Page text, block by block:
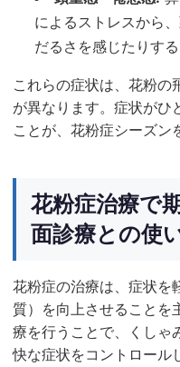
によるストレスから
だるさを感じたりする
これらの症状は、花粉の
が異なります。症状がひ
ことが、花粉症シーズン
花粉症治療で
面診療との使
花粉症の治療は、症状を
質）を向上させることを
療を行うことで、くしゃ
快な症状をコントロール